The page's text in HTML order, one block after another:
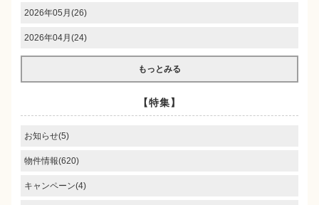
2026年05月(26)
2026年04月(24)
もっとみる
【特集】
お知らせ(5)
物件情報(620)
キャンペーン(4)